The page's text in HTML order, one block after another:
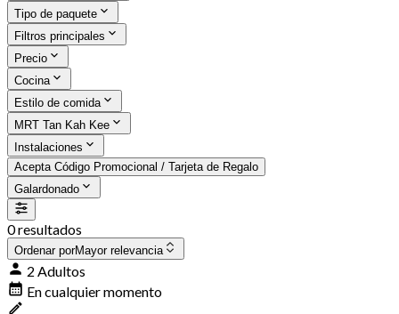
Tipo de paquete
Filtros principales
Precio
Cocina
Estilo de comida
MRT Tan Kah Kee
Instalaciones
Acepta Código Promocional / Tarjeta de Regalo
Galardonado
0 resultados
Ordenar porMayor relevancia
2 Adultos
En cualquier momento